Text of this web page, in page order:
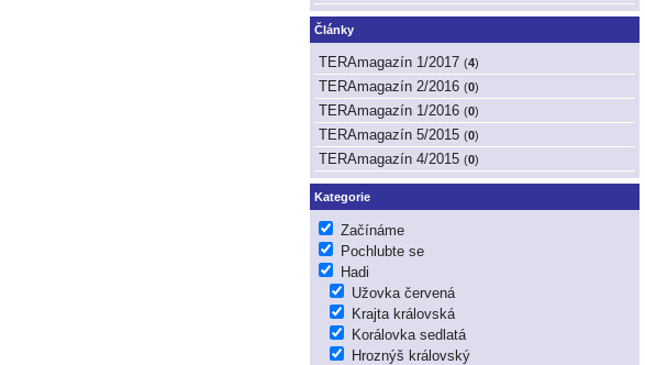
Články
TERAmagazín 1/2017 (4)
TERAmagazín 2/2016 (0)
TERAmagazín 1/2016 (0)
TERAmagazín 5/2015 (0)
TERAmagazín 4/2015 (0)
Kategorie
Začínáme
Pochlubte se
Hadi
Užovka červená
Krajta královská
Korálovka sedlatá
Hroznýš královský